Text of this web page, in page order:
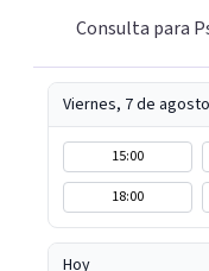
Consulta para
Viernes, 7 de agosto
15:00
18:00
Hoy